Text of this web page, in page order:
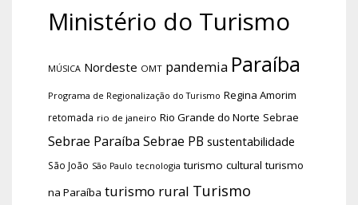
Ministério do Turismo
MÚSICA Nordeste OMT pandemia Paraíba
Programa de Regionalização do Turismo Regina Amorim
retomada rio de janeiro Rio Grande do Norte Sebrae
Sebrae Paraíba Sebrae PB sustentabilidade
São João São Paulo tecnologia turismo cultural turismo
na Paraíba turismo rural Turismo